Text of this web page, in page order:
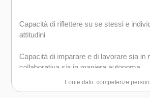
Capacità di riflettere su se stessi e
attitudini
Capacità di imparare e di lavorare sia in
collaborativa sia in maniera autonoma
Capacità di lavorare con gli altri in
Fonte dato: competenze